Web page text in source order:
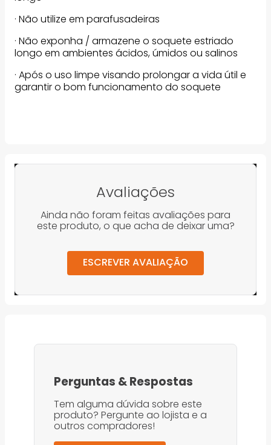
· Não utilize em parafusadeiras
· Não exponha / armazene o soquete estriado
longo em ambientes ácidos, úmidos ou salinos
· Após o uso limpe visando prolongar a vida útil e
garantir o bom funcionamento do soquete
Avaliações
Ainda não foram feitas avaliações para
este produto, o que acha de deixar uma?
ESCREVER AVALIAÇÃO
Perguntas &Respostas
Tem alguma dúvida sobre este
produto? Pergunte ao lojista e a
outros compradores!